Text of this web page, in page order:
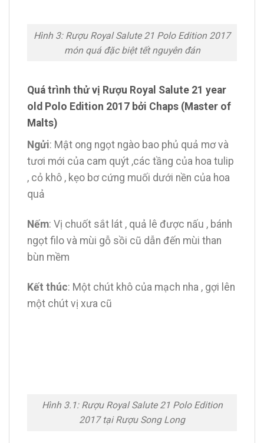
Hình 3: Rượu Royal Salute 21 Polo Edition 2017
món quá đặc biệt tết nguyên đán
Quá trình thử vị Rượu Royal Salute 21 year
old Polo Edition 2017 bởi Chaps (Master of
Malts)
Ngửi: Mật ong ngọt ngào bao phủ quả mơ và
tươi mới của cam quýt ,các tầng của hoa tulip
, cỏ khô , kẹo bơ cứng muối dưới nền của hoa
quả
Nếm: Vị chuốt sắt lát , quả lê được nấu , bánh
ngọt filo và mùi gỗ sồi cũ dẫn đến mùi than
bùn mềm
Kết thúc: Một chút khô của mạch nha , gợi lên
một chút vị xưa cũ
Hình 3.1: Rượu Royal Salute 21 Polo Edition
2017 tại Rượu Song Long